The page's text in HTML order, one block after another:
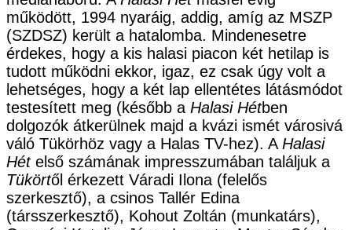
működött, 1994 nyaráig, addig, amíg az MSZP
(SZDSZ) került a hatalomba. Mindenesetre
érdekes, hogy a kis halasi piacon két hetilap is
tudott működni ekkor, igaz, ez csak úgy volt a
lehetséges, hogy a két lap ellentétes látásmódot
testesített meg (később a Halasi Hétben
dolgozók átkerülnek majd a kvázi ismét városivá
váló Tükörhöz vagy a Halas TV-hez). A Halasi
Hételső számának impresszumában találjuk a
Tükörtől érkezett Váradi Ilona (felelős
szerkesztő), a csinos Tallér Edina
(társszerkesztő), Kohout Zoltán (munkatárs),